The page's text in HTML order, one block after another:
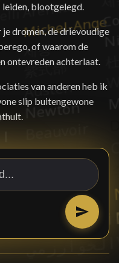
blootgelegd.
dromen, de drievoudige
of waarom de
ontevreden achterlaat.
van anderen heb ik
slip buitengewone